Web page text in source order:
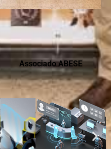
Associado ABESE